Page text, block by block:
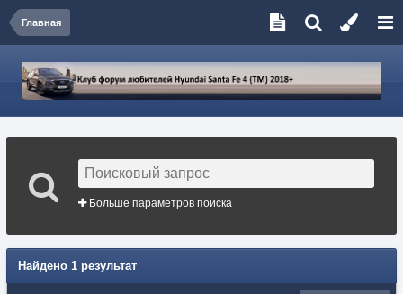
Главная
Больше параметров поиска
Найдено 1 результат